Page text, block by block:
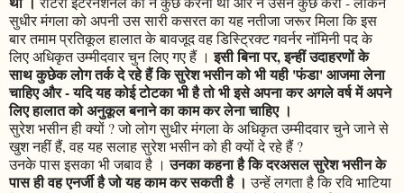
सुधीर मंगला को अपनी उस सारी कसरत का यह नतीजा जरूर मिला कि इस
बार तमाम प्रतिकूल हालात के बावजूद वह डिस्ट्रिक्ट गवर्नर नॉमिनी पद के
लिए अधिकृत उम्मीदवार चुन लिए गए हैं ।इसी बिना पर, इन्हीं उदाहरणों के
साथ कुछेक लोग तर्क दे रहे हैं कि सुरेश भसीन को भी यही 'फंडा' आजमा लेना
चाहिए और - यदि यह कोई टोटका भी है तो भी इसे अपना कर अगले वर्ष में अपने
लिए हालात को अनुकूल बनाने का काम कर लेना चाहिए ।
सुरेश भसीन ही क्यों ? जो लोग सुधीर मंगला के अधिकृत उम्मीदवार चुने जाने से
खुश नहीं हैं, वह यह सलाह सुरेश भसीन को ही क्यों दे रहे हैं ?
उनके पास इसका भी जबाव है ।उनका कहना है कि दरअसल सुरेश भसीन के
पास ही वह एनर्जी है जो यह काम कर सकती है । उन्हें लगता है कि रवि भाटिया